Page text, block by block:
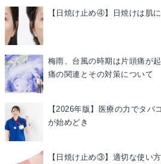
【日焼け止め④】日焼けは肌
梅雨、台風の時期は片頭痛が
痛の関連とその対策について
【2026年版】医療の力でタ
が始めどき
【日焼け止め③】適切な使い